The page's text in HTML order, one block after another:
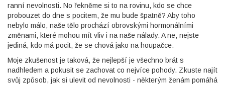
ranní nevolnosti. No řekněme si to na rovinu, kdo se chce
probouzet do dne s pocitem, že mu bude špatně? Aby toho
nebylo málo, naše tělo prochází obrovskými hormonálními
změnami, které mohou mít vliv i na naše nálady. A ne, nejste
jediná, kdo má pocit, že se chová jako na houpačce.
Moje zkušenost je taková, že nejlepší je všechno brát s
nadhledem a pokusit se zachovat co nejvíce pohody. Zkuste najít
svůj způsob, jak si ulevit od nevolnosti - některým ženám pomáhá